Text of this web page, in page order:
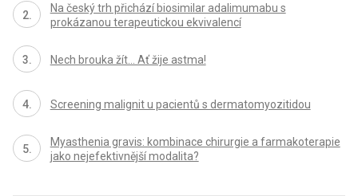
Na český trh přichází biosimilar adalimumabu s
prokázanou terapeutickou ekvivalencí
Nech brouka žít… Ať žije astma!
Screening malignit u pacientů s dermatomyozitidou
Myasthenia gravis: kombinace chirurgie a farmakoterapie
jako nejefektivnější modalita?